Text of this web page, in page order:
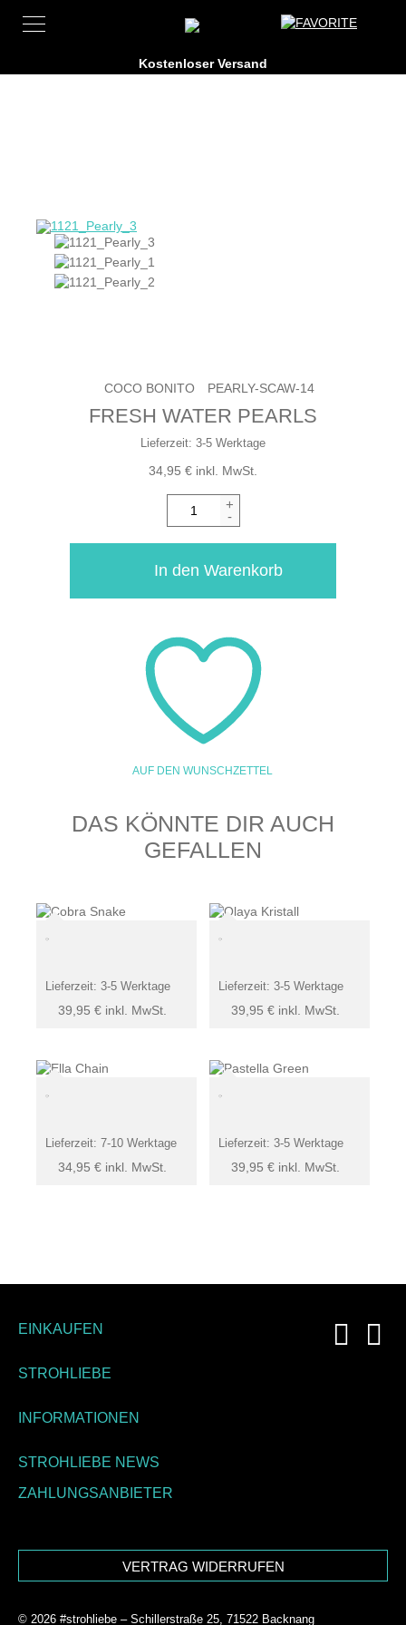
PEARLY-SCAW-14
COCO BONITO
FRESH WATER PEARLS
Lieferzeit: 3-5 Werktage
34,95 € inkl. MwSt.
-
+
In den Warenkorb
AUF DEN WUNSCHZETTEL
DAS KÖNNTE DIR AUCH
GEFALLEN
39,95 € inkl. MwSt.
Lieferzeit: 3-5 Werktage
39,95€ inkl. MwSt.
Lieferzeit:3-5 Werktage
34,95 € inkl. MwSt.
Lieferzeit: 7-10 Werktage
39,95€ inkl. MwSt.
Lieferzeit:3-5 Werktage
EINKAUFEN
STROHLIEBE
INFORMATIONEN
STROHLIEBE NEWS
ZAHLUNGSANBIETER
© 2026 #strohliebe – Schillerstraße 25, 71522 Backnang
VERTRAG WIDERRUFEN